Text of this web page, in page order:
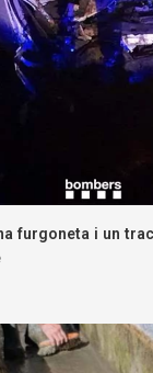
furgoneta i un